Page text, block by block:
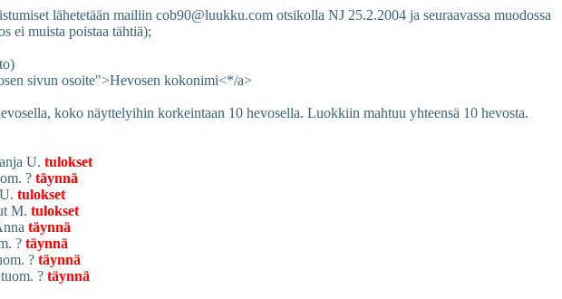
lähetetään mailiin cob90@luukku.com otsikolla NJ 25.2.2004 ja seuraavassa muodossa
ei muista poistaa tähtiä);
sivun osoite">Hevosen kokonimi<*/a>
koko näyttelyihin korkeintaan 10 hevosella. Luokkiin mahtuu yhteensä 10 hevosta.
U. tulokset
? täynnä
tulokset
M. tulokset
täynnä
? täynnä
? täynnä
? täynnä